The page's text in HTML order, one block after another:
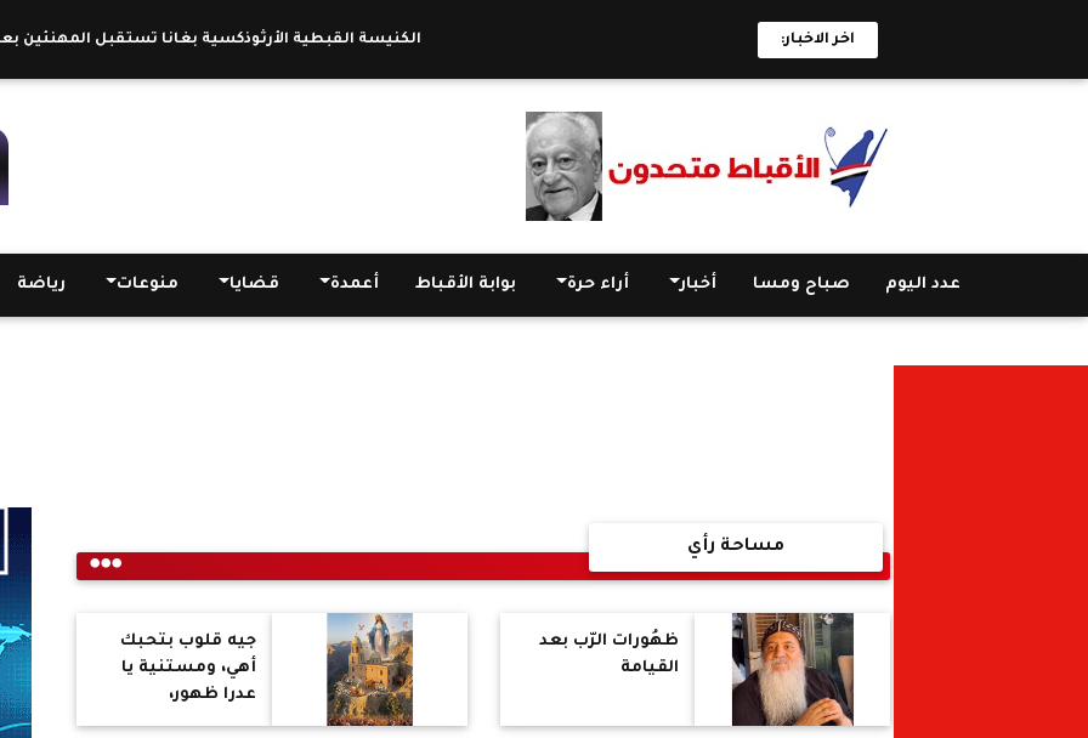
اخر الاخبار: الكنيسة القبطية الأرثوذكسية بغانا تستقبل المهنئين بعيد
عدد اليوم صباح ومسا أخبار أراء حرة بوابة الأقباط أعمدة قضايا منوعات رياضة
مساحة رأي
ظهُورات الرّب بعد
القيامة
جيه قلوب بتحبك
أهي، ومستنية يا
عدرا ظهور،